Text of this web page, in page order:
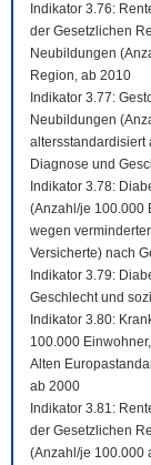
Indikator 3.76:
der Gesetzlichen
Neubildungen
Region, ab 2010
Indikator 3.77:
Neubildungen
altersstandardisiert
Diagnose und
Indikator 3.78:
(Anzahl/je 100.000
wegen
Versicherte) nach
Indikator 3.79:
Geschlecht und
Indikator 3.80:
100.000
Alten
ab 2000
Indikator 3.81:
der Gesetzlichen
(Anzahl/je 100.000